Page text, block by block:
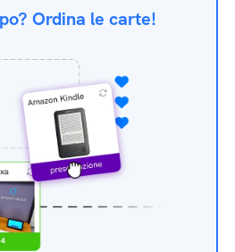
Ordina le carte!